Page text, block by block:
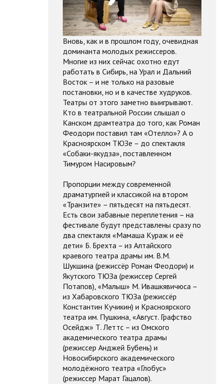
Вновь, как и в прошлом году, очевидная
доминанта молодых режиссеров.
Многие из них сейчас охотно едут
работать в Сибирь, на Урал и Дальний
Восток – и не только на разовые
постановки, но и в качестве худруков.
Театры от этого заметно выигрывают.
Кто в театральной России слышал о
Канском драмтеатра до того, как Роман
Феодори поставил там «Отелло»? А о
Красноярском ТЮЗе – до спектакля
«Собаки-якудза», поставленном
Тимуром Насировым?
Пропорции между современной
драматургией и классикой на втором
«Транзите» – пятьдесят на пятьдесят.
Есть свои забавные переплетения – на
фестивале будут представлены сразу по
два спектакля «Мамаша Кураж и её
дети» Б. Брехта – из Алтайского
краевого театра драмы им. В.М.
Шукшина (режиссёр Роман Феодори) и
Якутского ТЮЗа (режиссер Сергей
Потапов), «Малыш» М. Ивашкявичюса –
из Хабаровского ТЮЗа (режиссёр
Константин Кучикин) и Красноярского
театра им. Пушкина, «Август. Графство
Осейдж» Т. Леттс – из Омского
академического театра драмы
(режиссер Анджей Бубень) и
Новосибирского академического
молодёжного театра «Глобус»
(режиссер Марат Гацалов).